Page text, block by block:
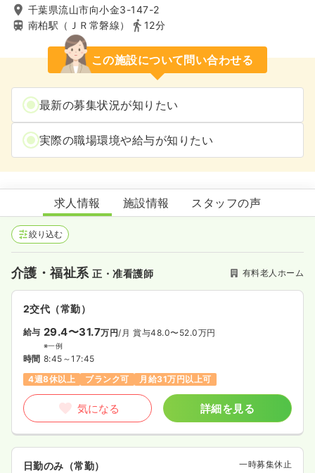
千葉県流山市向小金3-147-2
南柏駅（ＪＲ常磐線）
12分
この施設について問い合わせる
最新の募集状況が知りたい
実際の職場環境や給与が知りたい
マザアス南柏
求人情報 施設情報 スタッフの声
絞り込む
介護・福祉系正・准看護師 有料老人ホーム
2交代（常勤）
給与 29.4〜31.7万円/月 賞与48.0〜52.0万円
※一例
時間 8:45～17:45
4週8休以上
ブランク可 月給31万円以上可
気になる 詳細を見る
日勤のみ（常勤） 一時募集休止